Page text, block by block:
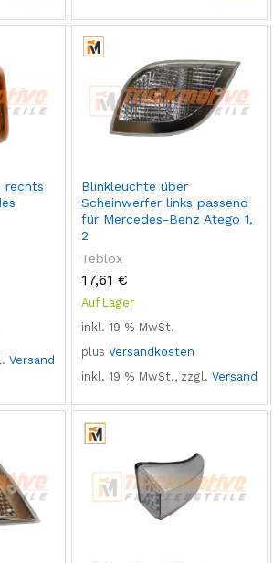
rechts
Versand
Blinkleuchte über
Scheinwerfer links passend
für Mercedes-Benz Atego 1,
2
Teblox
17,61 €
Auf Lager
inkl. 19 % MwSt.
plus Versandkosten
inkl. 19 % MwSt., zzgl. Versand